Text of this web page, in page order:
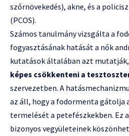
szőrnövekedés), akne, és a
(PCOS).
Számos tanulmány vizsgálta a
fogyasztásának hatását a nők
kutatások általában azt
képes csökkenteni a
szervezetben. A
az áll, hogy a fodormenta gátolja
termelését a petefészkekben. Ez
bizonyos vegyületeinek